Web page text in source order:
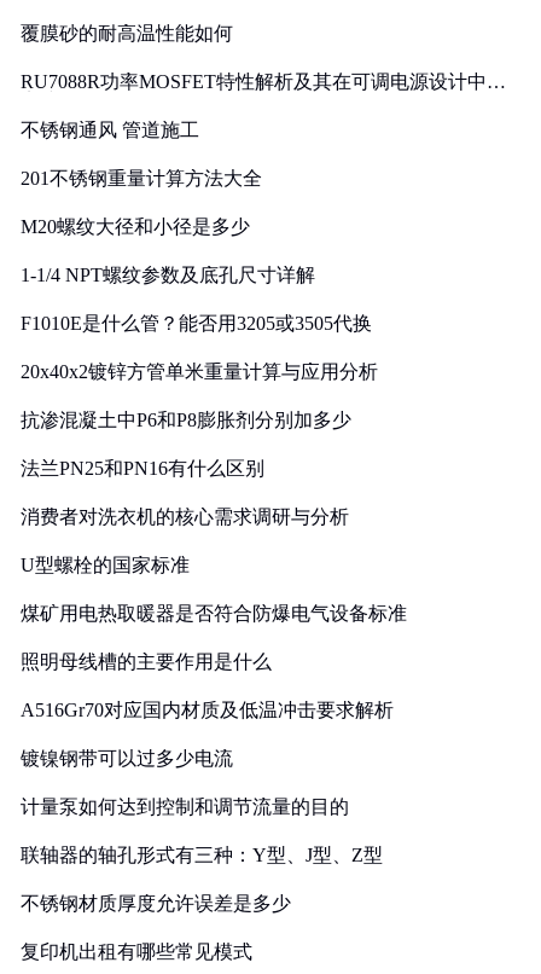
覆膜砂的耐高温性能如何
RU7088R功率MOSFET特性解析及其在可调电源设计中的
不锈钢通风 管道施工
201不锈钢重量计算方法大全
M20螺纹大径和小径是多少
1-1/4 NPT螺纹参数及底孔尺寸详解
F1010E是什么管？能否用3205或3505代换
20x40x2镀锌方管单米重量计算与应用分析
抗渗混凝土中P6和P8膨胀剂分别加多少
法兰PN25和PN16有什么区别
消费者对洗衣机的核心需求调研与分析
U型螺栓的国家标准
煤矿用电热取暖器是否符合防爆电气设备标准
照明母线槽的主要作用是什么
A516Gr70对应国内材质及低温冲击要求解析
镀镍钢带可以过多少电流
计量泵如何达到控制和调节流量的目的
联轴器的轴孔形式有三种：Y型、J型、Z型
不锈钢材质厚度允许误差是多少
复印机出租有哪些常见模式